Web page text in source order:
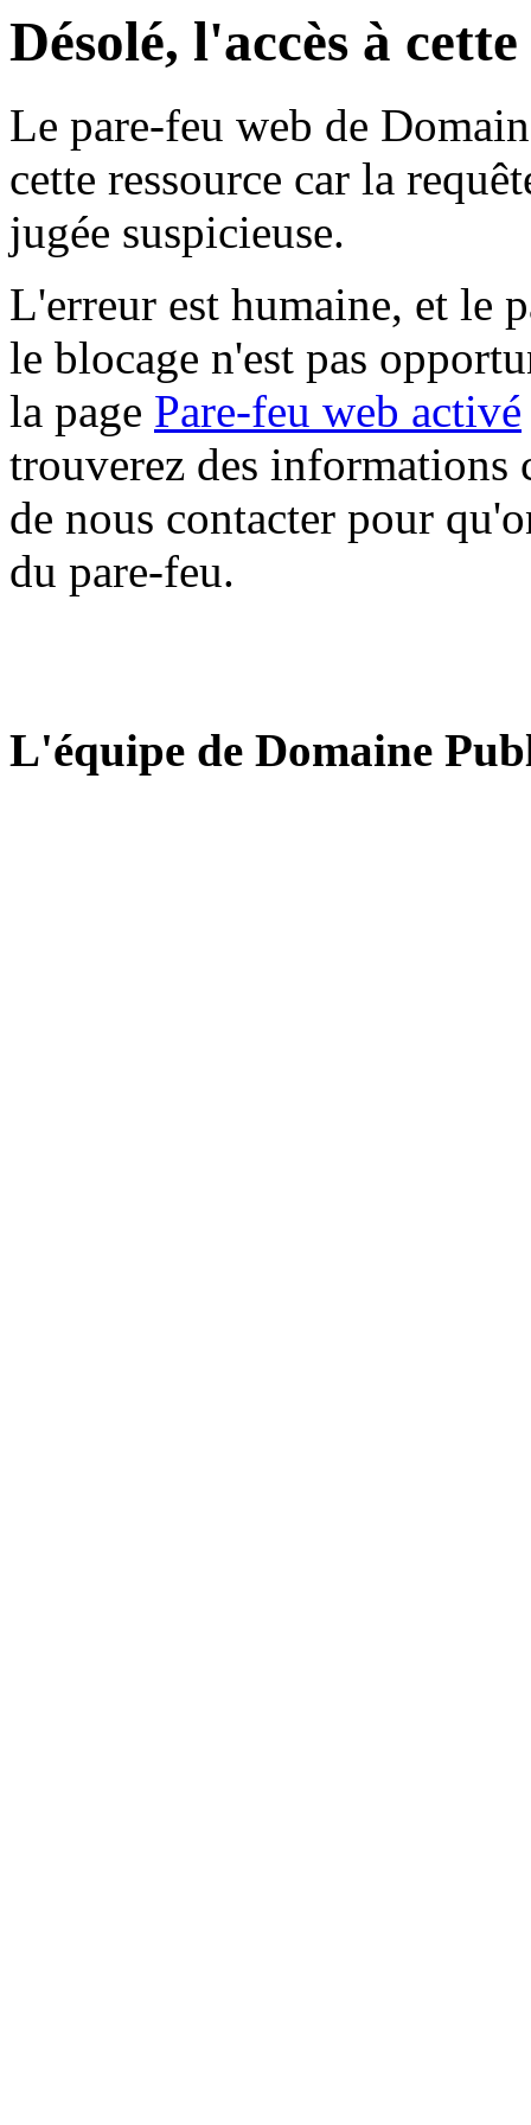
Désolé, l'accès à
Le pare-feu web de
cette ressource car la
jugée suspicieuse.
L'erreur est humaine, et le
le blocage n'est pas
la page Pare-feu web activé
trouverez des informations
de nous contacter pour
du pare-feu.
L'équipe de Domaine